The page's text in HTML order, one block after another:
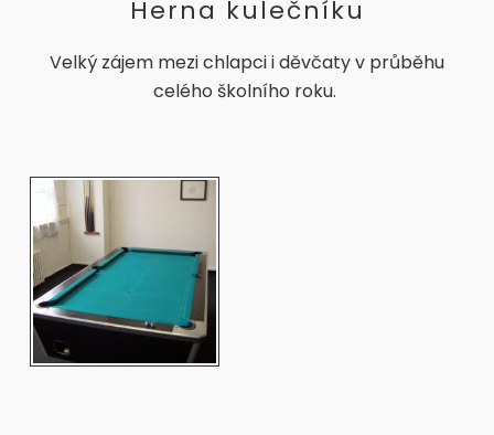
Herna kulečníku
Velký zájem mezi chlapci i děvčaty v průběhu
celého školního roku.